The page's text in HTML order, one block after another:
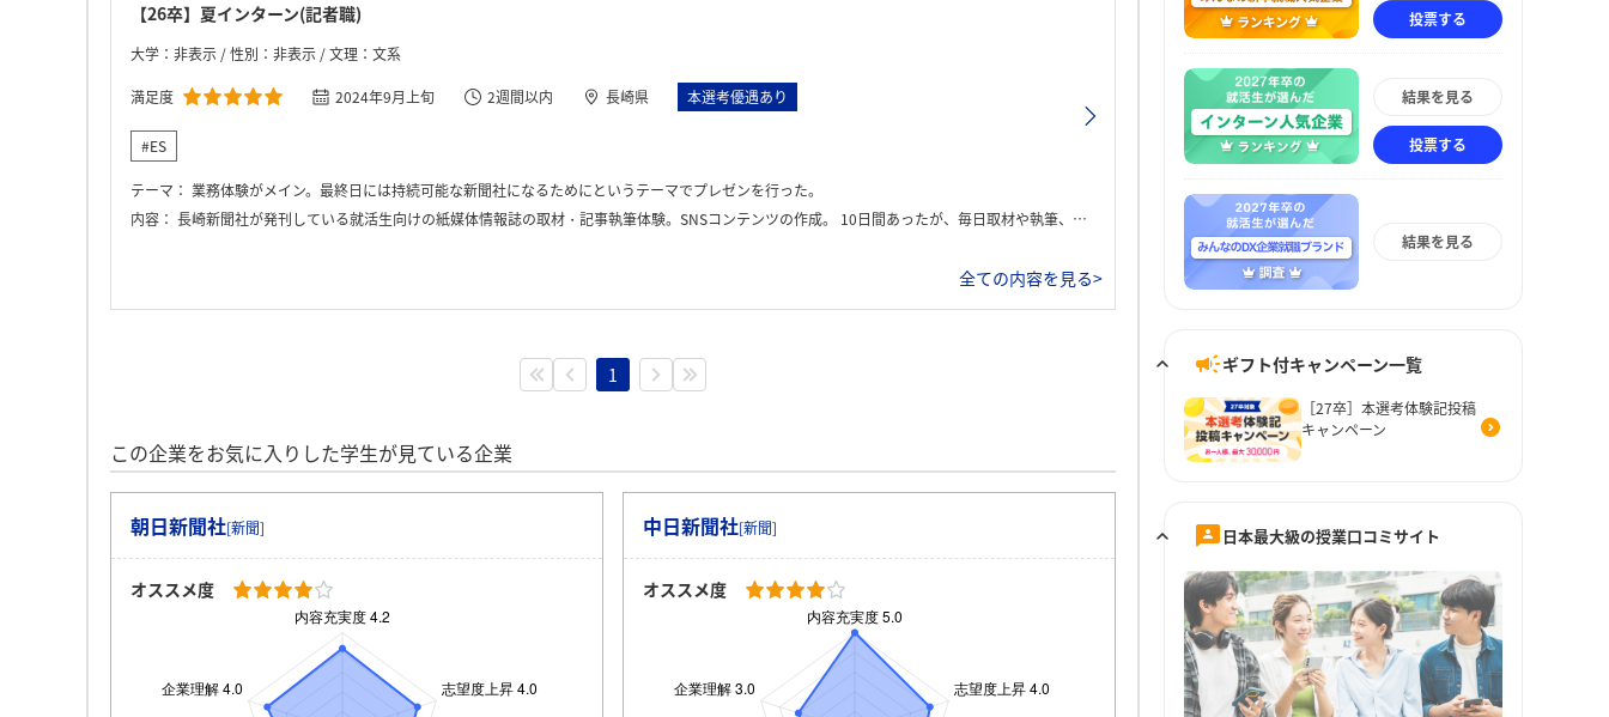
【26卒】夏インターン(記者職)
大学：非表示 / 性別：非表示 / 文理：文系
満足度
2024年9月上旬 2週間以内 長崎県 本選考優遇あり
#ES
テーマ： 業務体験がメイン。最終日には持続可能な新聞社になるためにというテーマでプレゼンを行った。
内容： 長崎新聞社が発刊している就活生向けの紙媒体情報誌の取材・記事執筆体験。SNSコンテンツの作成。 10日間あったが、毎日取材や執筆、社内見学、SNSコンテンツ作成、プレゼン準備などたくさんのことを行ったため、充実していてあっという間だった。
全ての内容を見る>
1
この企業をお気に入りした学生が見ている企業
朝日新聞社[新聞]
オススメ度
中日新聞社[新聞]
オススメ度
投票する
結果を見る
投票する
結果を見る
ギフト付キャンペーン一覧
［27卒］本選考体験記投稿
キャンペーン
日本最大級の授業口コミサイト